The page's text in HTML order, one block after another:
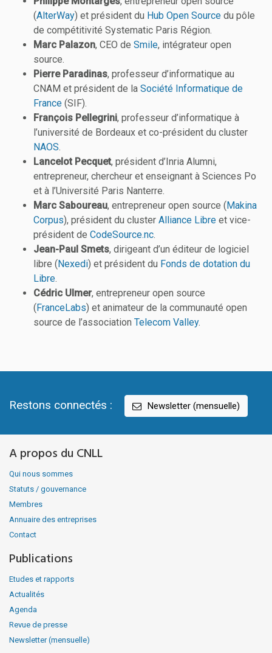
(AlterWay) et président du Hub Open Source du pôle
de compétitivité Systematic Paris Région.
Marc Palazon, CEO de Smile, intégrateur open
source.
Pierre Paradinas, professeur d’informatique au
CNAM et président de la Société Informatique de
France (SIF).
François Pellegrini, professeur d’informatique à
l’université de Bordeaux et co-président du cluster
NAOS.
Lancelot Pecquet, président d’Inria Alumni,
entrepreneur, chercheur et enseignant à Sciences Po
et à l’Université Paris Nanterre.
Marc Saboureau, entrepreneur open source (Makina
Corpus), président du cluster Alliance Libre et vice-
président de CodeSource.nc.
Jean-Paul Smets, dirigeant d’un éditeur de logiciel
libre (Nexedi) et président du Fonds de dotation du
Libre.
Cédric Ulmer, entrepreneur open source
(FranceLabs) et animateur de la communauté open
source de l’association Telecom Valley.
Restons connectés : Newsletter (mensuelle)
A propos du CNLL
Qui nous sommes
Statuts / gouvernance
Membres
Annuaire des entreprises
Contact
Publications
Etudes et rapports
Actualités
Agenda
Revue de presse
Newsletter (mensuelle)